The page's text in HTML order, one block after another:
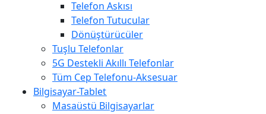
Telefon Askısı
Telefon Tutucular
Dönüştürücüler
Tuşlu Telefonlar
5G Destekli Akıllı Telefonlar
Tüm Cep Telefonu-Aksesuar
Bilgisayar-Tablet
Masaüstü Bilgisayarlar